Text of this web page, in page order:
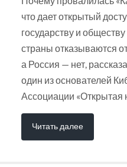
что дает открытый
государству и
страны отказываются
а Россия — нет,
один из основателей
Ассоциации «Открытая
Читать далее